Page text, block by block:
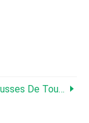
Tournesol Comestibles